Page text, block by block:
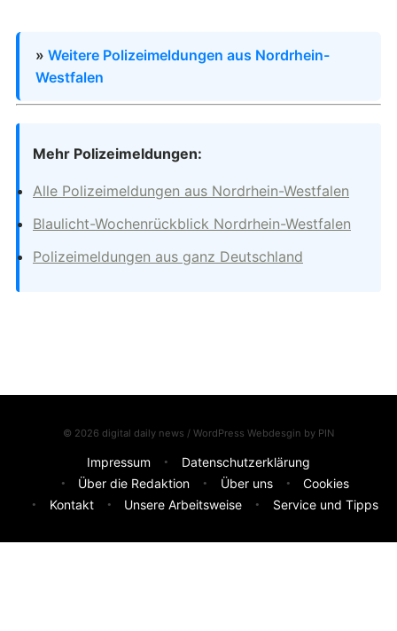
» Weitere Polizeimeldungen aus Nordrhein-
Westfalen
Mehr Polizeimeldungen:
Alle Polizeimeldungen aus Nordrhein-Westfalen
Blaulicht-Wochenrückblick Nordrhein-Westfalen
Polizeimeldungen aus ganz Deutschland
© 2026 digital daily news / WordPress Webdesgin by PIN
Impressum
Datenschutzerklärung
Über die Redaktion
Über uns
Cookies
Kontakt
Unsere Arbeitsweise Service und Tipps